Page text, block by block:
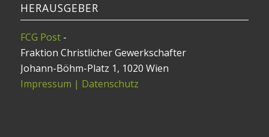
HERAUSGEBER
FCG Post-
Fraktion Christlicher Gewerkschafter
Johann-Böhm-Platz 1, 1020 Wien
Impressum | Datenschutz